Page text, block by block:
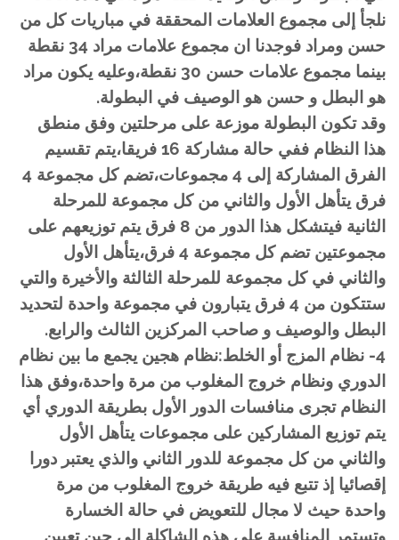
نلجأ إلى مجموع العلامات المحققة في مباريات كل من
حسن ومراد فوجدنا ان مجموع علامات مراد 34 نقطة
بينما مجموع علامات حسن 30 نقطة،وعليه يكون مراد
هو البطل و حسن هو الوصيف في البطولة.
وقد تكون البطولة موزعة على مرحلتين وفق منطق
هذا النظام ففي حالة مشاركة 16 فريقا،يتم تقسيم
الفرق المشاركة إلى 4 مجموعات،تضم كل مجموعة 4
فرق يتأهل الأول والثاني من كل مجموعة للمرحلة
الثانية فيتشكل هذا الدور من 8 فرق يتم توزيعهم على
مجموعتين تضم كل مجموعة 4 فرق،يتأهل الأول
والثاني في كل مجموعة للمرحلة الثالثة والأخيرة والتي
ستتكون من 4 فرق يتبارون في مجموعة واحدة لتحديد
البطل والوصيف و صاحب المركزين الثالث والرابع.
4- نظام المزج أو الخلط:نظام هجين يجمع ما بين نظام
الدوري ونظام خروج المغلوب من مرة واحدة،وفق هذا
النظام تجرى منافسات الدور الأول بطريقة الدوري أي
يتم توزيع المشاركين على مجموعات يتأهل الأول
والثاني من كل مجموعة للدور الثاني والذي يعتبر دورا
إقصائيا إذ تتبع فيه طريقة خروج المغلوب من مرة
واحدة حيث لا مجال للتعويض في حالة الخسارة
وتستمر المنافسة على هذه الشاكلة إلى حين تعيين